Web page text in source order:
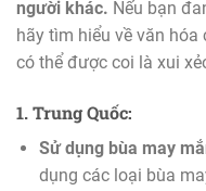
người khác. Nếu bạn
hãy tìm hiểu về văn
có thể được coi là xui
1. Trung Quốc:
Sử dụng bùa may
dụng các loại bùa